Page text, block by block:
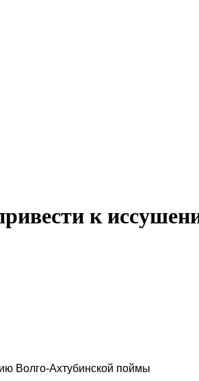
к
Волго-Ахтубинской поймы